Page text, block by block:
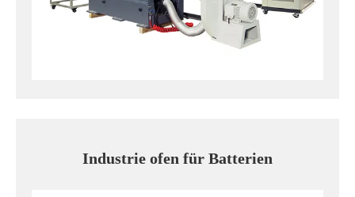
Industrie ofen für Batterien